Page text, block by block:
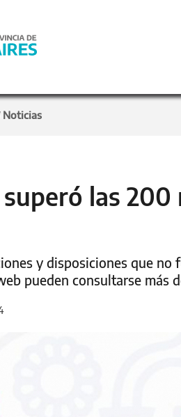
Noticias
las
y disposiciones que no
pueden consultarse más